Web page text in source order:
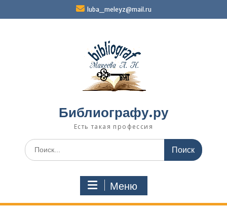
luba_meleyz@mail.ru
Библиографу.ру
Есть такая профессия
Поиск
по:
Меню